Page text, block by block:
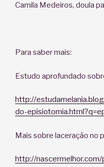
Camila Medeiros, doula
Para saber mais:
Estudo aprofundado
http://
do-
Mais sobre laceração no
http://